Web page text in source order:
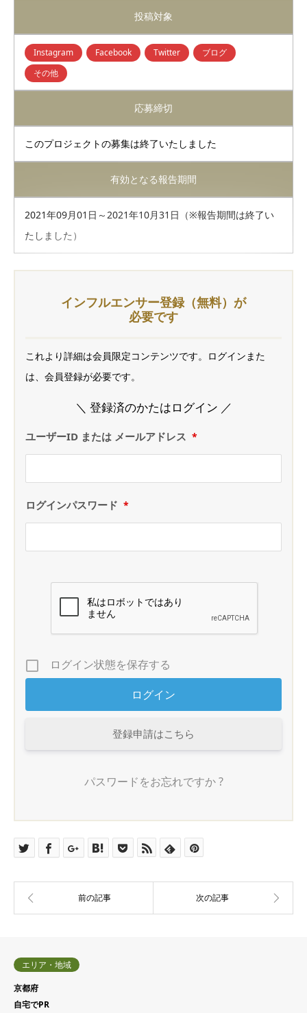
投稿対象
Instagram Facebook Twitter
ブログ
その他
応募締切
このプロジェクトの募集は終了いたしました
有効となる報告期間
2021年09月01日～2021年10月31日（※報告期間は終了い
たしました）
インフルエンサー登録（無料）が
必要です
これより詳細は会員限定コンテンツです。ログインまた
は、会員登録が必要です。
＼ 登録済のかたはログイン ／
ユーザーID または メールアドレス *
ログインパスワード *
ログイン状態を保存する
登録申請はこちら
パスワードをお忘れですか ?
エリア・地域
京都府
自宅でPR